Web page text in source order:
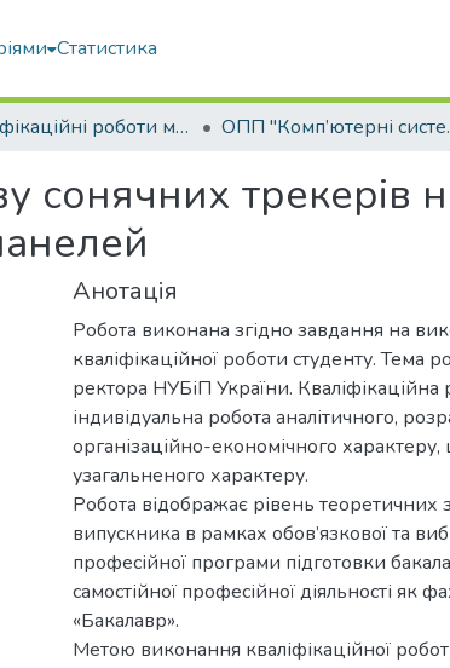
Статистика
Кваліфікаційні роботи магістрів ОПП
сонячних трекерів
Анотація
Робота виконана згідно завдання на
кваліфікаційної роботи студенту. Тема
ректора НУБіП України. Кваліфікаційна
індивідуальна робота аналітичного,
організаційно-економічного
узагальненого характеру.
Робота відображає рівень теоретичних
випускника в рамках обов’язкової та
професійної програми підготовки
самостійної професійної діяльності як
«Бакалавр».
Метою виконання кваліфікаційної